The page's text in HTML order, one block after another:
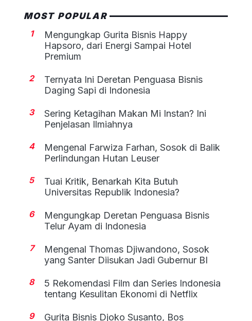
MOST POPULAR
1
Mengungkap Gurita Bisnis Happy
Hapsoro, dari Energi Sampai Hotel
Premium
2
Ternyata Ini Deretan Penguasa Bisnis
Daging Sapi di Indonesia
3
Sering Ketagihan Makan Mi Instan? Ini
Penjelasan Ilmiahnya
4
Mengenal Farwiza Farhan, Sosok di Balik
Perlindungan Hutan Leuser
5
Tuai Kritik, Benarkah Kita Butuh
Universitas Republik Indonesia?
6
Mengungkap Deretan Penguasa Bisnis
Telur Ayam di Indonesia
7
Mengenal Thomas Djiwandono, Sosok
yang Santer Diisukan Jadi Gubernur BI
8
5 Rekomendasi Film dan Series Indonesia
tentang Kesulitan Ekonomi di Netflix
9
Gurita Bisnis Djoko Susanto, Bos